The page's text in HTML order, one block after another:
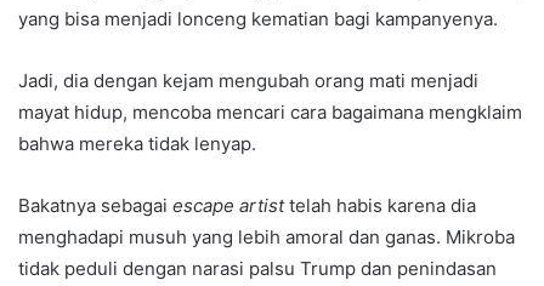
yang bisa menjadi lonceng kematian bagi kampanyenya.
Jadi, dia dengan kejam mengubah orang mati menjadi
mayat hidup, mencoba mencari cara bagaimana mengklaim
bahwa mereka tidak lenyap.
Bakatnya sebagai escape artisttelah habis karena dia
menghadapi musuh yang lebih amoral dan ganas. Mikroba
tidak peduli dengan narasi palsu Trump dan penindasan